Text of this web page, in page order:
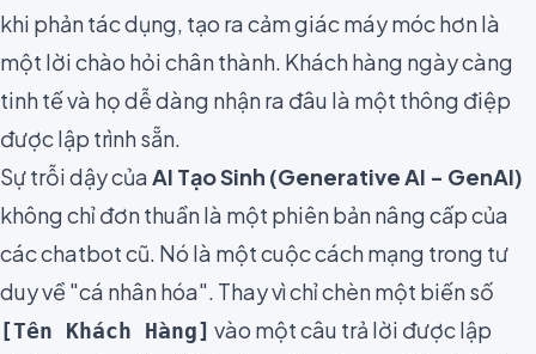
khi phản tác dụng, tạo ra cảm giác máy móc hơn là
một lời chào hỏi chân thành. Khách hàng ngày càng
tinh tế và họ dễ dàng nhận ra đâu là một thông điệp
được lập trình sẵn.
Sự trỗi dậy củaAI Tạo Sinh (Generative AI - GenAI)
không chỉ đơn thuần là một phiên bản nâng cấp của
các chatbot cũ. Nó là một cuộc cách mạng trong tư
duy về "cá nhân hóa". Thay vì chỉ chèn một biến số
[Tên Khách Hàng] vào một câu trả lời được lập